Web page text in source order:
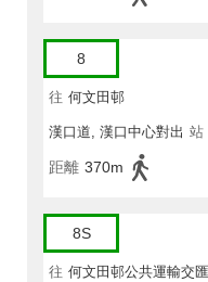
8
往 何文田邨
漢口道, 漢口中心對出 站
距離 370m
8S
往 何文田邨公共運輸交